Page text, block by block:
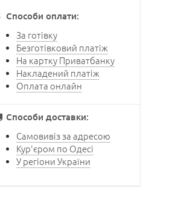
Способи оплати:
За готівку
Безготівковий платіж
На картку Приватбанку
Накладений платіж
Оплата онлайн
Способи доставки:
Самовивіз за адресою
Кур'єром по Одесі
У регіони України